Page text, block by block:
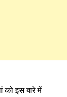
को इस बारे में